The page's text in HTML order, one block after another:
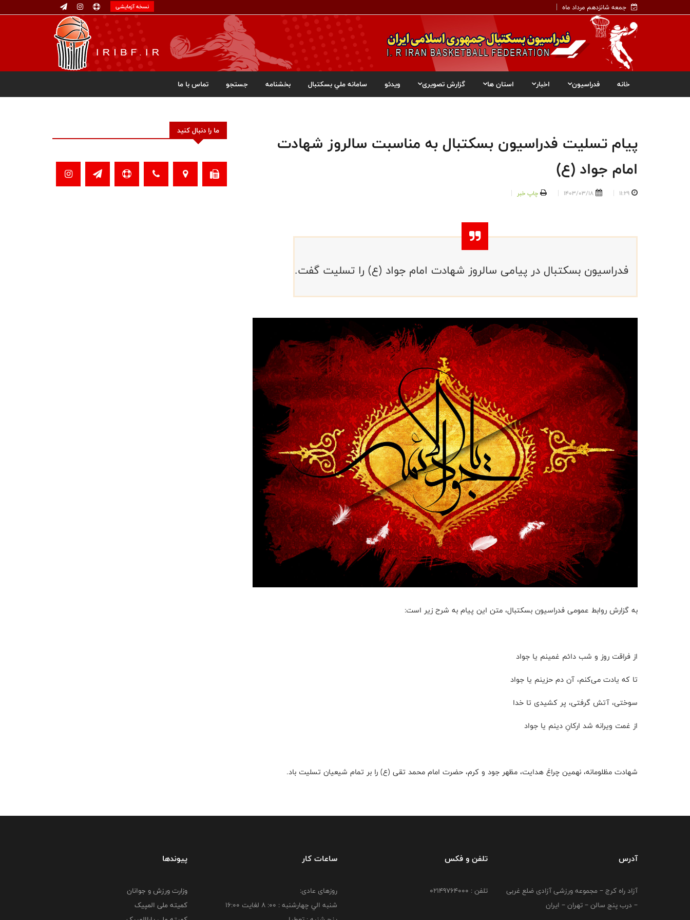
جمعه شانزدهم مرداد ماه نسخه آزمایشی
خانه فدراسیون اخبار استان ها گزارش تصویری ویدئو سامانه ملي بسکتبال بخشنامه جستجو تماس با ما
پیام تسلیت فدراسیون بسکتبال به مناسبت سالروز شهادت
امام جواد (ع)
11:29
1403/03/18 چاپ خبر
فدراسیون بسکتبال در پیامی سالروز شهادت امام جواد (ع) را تسلیت گفت.
به گزارش روابط عمومی فدراسیون بسکتبال، متن این پیام به شرح زیر است:
از فراقت روز و شب دائم غمینم یا جواد
تا که یادت می‌کنم، آن دم حزینم یا جواد
سوختی، آتش گرفتی، پر کشیدی تا خدا
از غمت ویرانه شد ارکانِ دینم یا جواد
شهادت مظلومانه، نهمین چراغ هدایت، مظهر جود و کرم، حضرت امام محمد تقی (ع) را بر تمام شیعیان تسلیت باد.
ما را دنبال کنید
آدرس
آزاد راه کرج – مجموعه ورزشی آزادی ضلع غربی
– درب پنج سالن – تهران – ایران
تلفن و فکس
تلفن : 02149764000
ساعات کار
روزهای عادی:
شنبه الي چهارشنبه : 00: 8 لغايت 16:00
پیوندها
وزارت ورزش و جوانان
کمیته ملی المپیک